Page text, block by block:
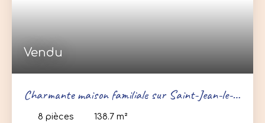
Vendu
Charmante maison familiale sur Saint-Jean-le-
Blanc
8 pièces 138.7 m²